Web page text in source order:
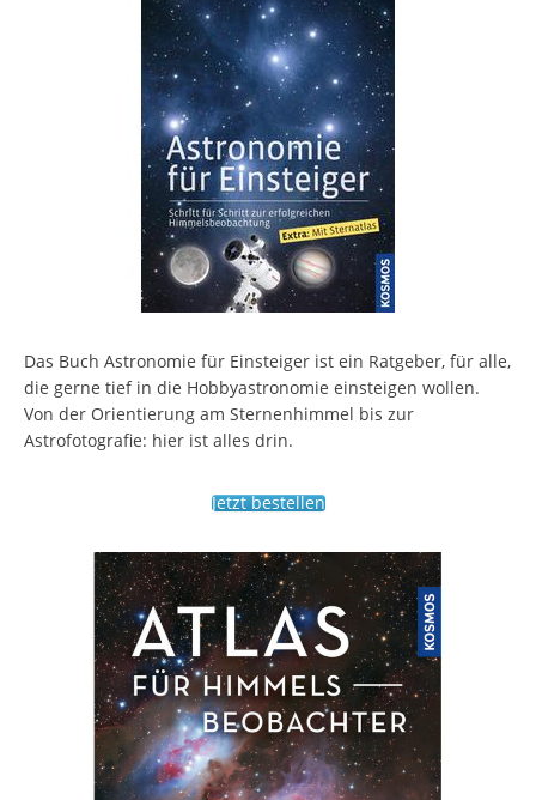
Das Buch Astronomie für Einsteiger ist ein Ratgeber, für alle,
die gerne tief in die Hobbyastronomie einsteigen wollen.
Von der Orientierung am Sternenhimmel bis zur
Astrofotografie: hier ist alles drin.
Jetzt bestellen